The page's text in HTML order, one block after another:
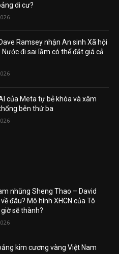
di cư?
Ramsey nhận An sinh Xã hội
Nước đi sai lầm có thể đắt giá cả
của Meta tự bẻ khóa và xâm
bên thứ ba
nhũng Sheng Thao – David
đâu? Mô hình XHCN của Tô
sẽ thành?
kim cương vàng Việt Nam